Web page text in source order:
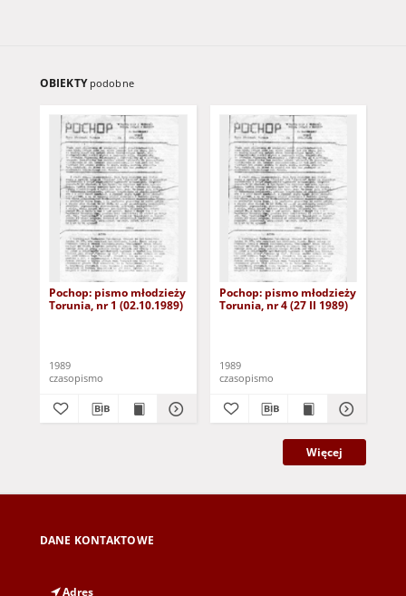
OBIEKTY podobne
Pochop: pismo młodzieży
Torunia, nr 1 (02.10.1989)
1989
czasopismo
Pochop: pismo młodzieży
Torunia, nr 4 (27 II 1989)
1989
czasopismo
Więcej
DANE KONTAKTOWE
Adres